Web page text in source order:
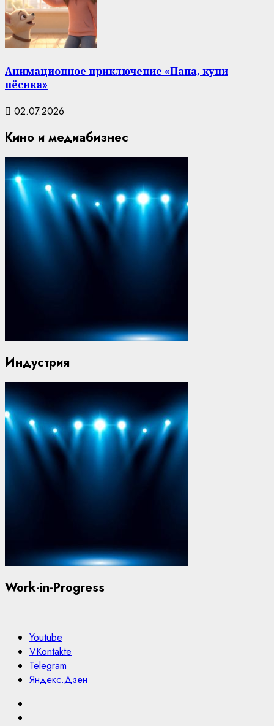
Анимационное приключение «Папа, купи
пёсика»
02.07.2026
Кино и медиабизнес
Индустрия
Work-in-Progress
Youtube
VKontakte
Telegram
Яндекс.Дзен